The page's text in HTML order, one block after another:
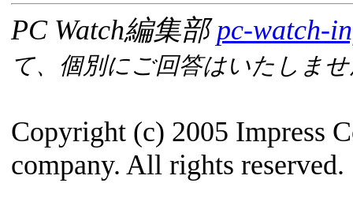
PC Watch編集部pc-watch-
て、個別にご回答はいたしま
Copyright (c) 2005 Impress
company. All rights reserved.